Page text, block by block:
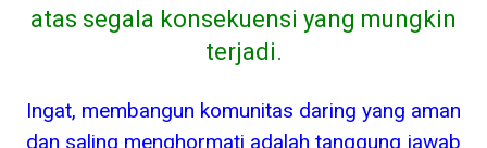
atas segala konsekuensi yang mungkin
terjadi.
Ingat, membangun komunitas daring yang aman
dan saling menghormati adalah tanggung jawab